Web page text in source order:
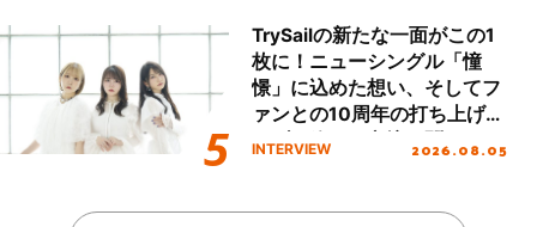
TrySailの新たな一面がこの1
枚に！ニューシングル「憧
憬」に込めた想い、そしてフ
ァンとの10周年の打ち上げラ
イブを終えた心境を聞いた。
INTERVIEW 2026.08.05